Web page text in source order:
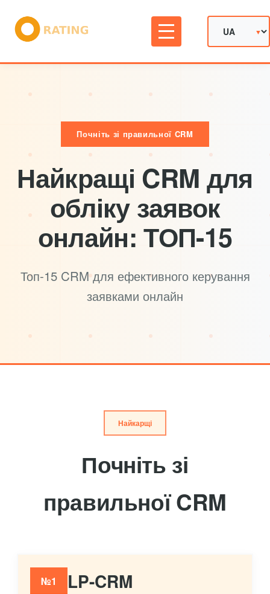
Почніть зі правильної CRM
Найкращі CRM для
обліку заявок
онлайн: ТОП-15
Топ-15 CRM для ефективного керування
заявками онлайн
Найкарщі
Почніть зі
правильної CRM
№1 LP-CRM